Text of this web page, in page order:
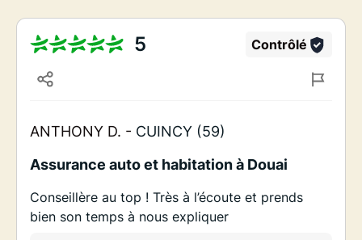
5 Contrôlé
ANTHONY D. - CUINCY (59)
Assurance auto et habitation à Douai
Conseillère au top ! Très à l’écoute et prends
bien son temps à nous expliquer